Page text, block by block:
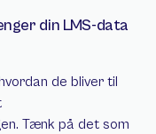
din LMS-data
de bliver til
Tænk på det som